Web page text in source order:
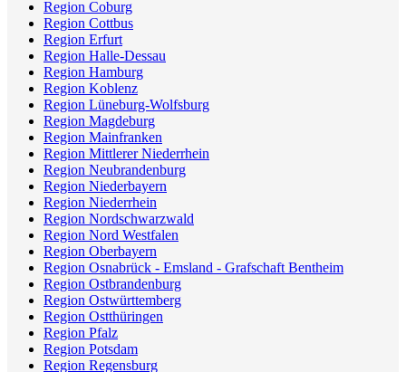
Region Coburg
Region Cottbus
Region Erfurt
Region Halle-Dessau
Region Hamburg
Region Koblenz
Region Lüneburg-Wolfsburg
Region Magdeburg
Region Mainfranken
Region Mittlerer Niederrhein
Region Neubrandenburg
Region Niederbayern
Region Niederrhein
Region Nordschwarzwald
Region Nord Westfalen
Region Oberbayern
Region Osnabrück - Emsland - Grafschaft Bentheim
Region Ostbrandenburg
Region Ostwürttemberg
Region Ostthüringen
Region Pfalz
Region Potsdam
Region Regensburg